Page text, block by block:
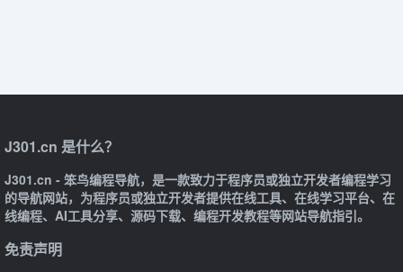
J301.cn 是什么？
J301.cn - 笨鸟编程导航，是一款致力于程序员或独立开发者编程学习
的导航网站，为程序员或独立开发者提供在线工具、在线学习平台、在
线编程、AI工具分享、源码下载、编程开发教程等网站导航指引。
免责声明